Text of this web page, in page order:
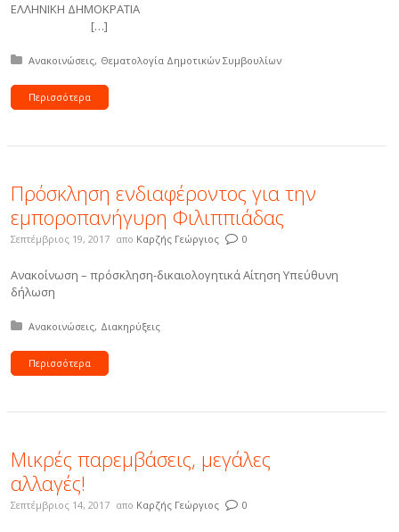
ΕΛΛΗΝΙΚΗ ΔΗΜΟΚΡΑΤΙΑ
[…]
Δημοσιεύτηκε σε:
Ανακοινώσεις Θεματολογία Δημοτικών Συμβουλίων
Περισσότερα
Πρόσκληση ενδιαφέροντος για την
εμποροπανήγυρη Φιλιππιάδας
Σεπτέμβριος 19, 2017 απο Καρζής Γεώργιος 0
Ανακοίνωση – πρόσκληση-δικαιολογητικά Αίτηση Υπεύθυνη
δήλωση
Δημοσιεύτηκε σε:
Ανακοινώσεις Διακηρύξεις
Περισσότερα
Μικρές παρεμβάσεις, μεγάλες
αλλαγές!
Σεπτέμβριος 14, 2017 απο Καρζής Γεώργιος 0